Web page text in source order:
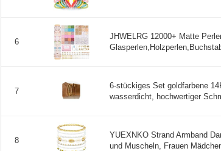
6
JHWELRG 12000+ Matte
7
6-stückiges Set goldfarbene
wasserdicht, hochwertiger
8
YUEXNKO Strand Armband
und Muscheln, Frauen